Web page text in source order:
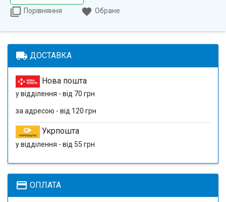
Порівняння
Обране
local_shipping ДОСТАВКА
Нова пошта
у відділення - від 70 грн
за адресою - від 120 грн
Укрпошта
у відділення - від 55 грн
payment ОПЛАТА